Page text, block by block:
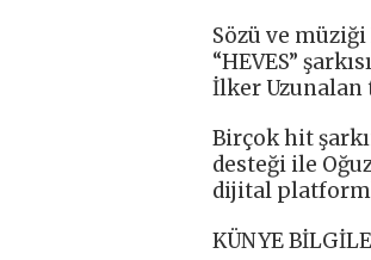
Sözü ve
“HEVES”
İlker Uzunalan
Birçok hit
desteği ile
dijital
KÜNYE